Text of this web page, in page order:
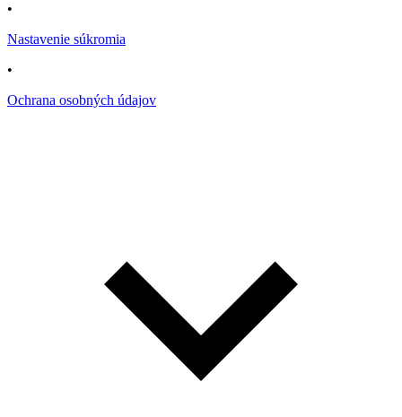
•
Nastavenie súkromia
•
Ochrana osobných údajov